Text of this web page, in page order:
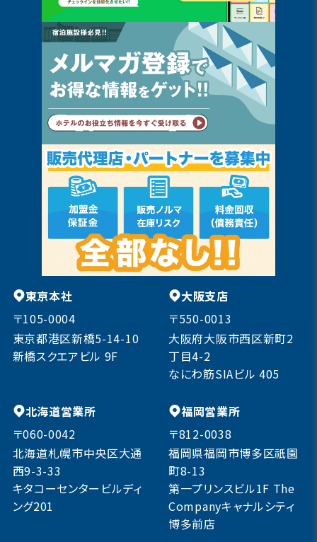
東京本社
〒105-0004
東京都港区新橋5-14-10
新橋スクエアビル 9F
大阪支店
〒550-0013
大阪府大阪市西区新町2
丁目4-2
なにわ筋SIAビル 405
北海道営業所
〒060-0042
北海道札幌市中央区大通
西9-3-33
キタコーセンタービルディ
ング201
福岡営業所
〒812-0038
福岡県福岡市博多区祇園
町8-13
第一プリンスビル1F The
Companyキャナルシティ
博多前店